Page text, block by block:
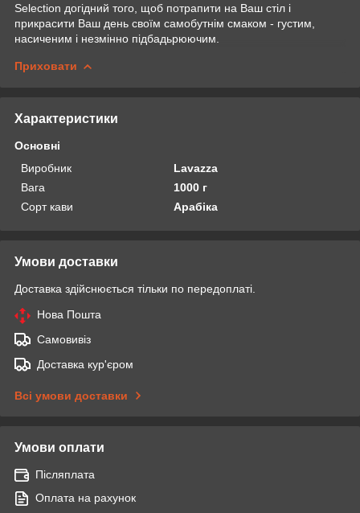
Selection догідний того, щоб потрапити на Ваш стіл і
прикрасити Ваш день своїм самобутнім смаком - густим,
насиченим і незмінно підбадьрюючим.
Приховати
Характеристики
Основні
Виробник
Lavazza
Вага
1000 г
Сорт кави
Арабіка
Умови доставки
Доставка здійснюється тільки по передоплаті.
Нова Пошта
Самовивіз
Доставка кур'єром
Всі умови доставки
Умови оплати
Післяплата
Оплата на рахунок